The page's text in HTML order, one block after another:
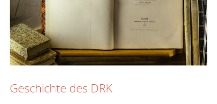
Geschichte des DRK